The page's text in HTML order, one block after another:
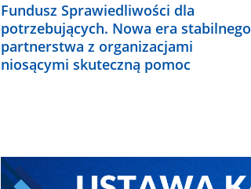
Fundusz Sprawiedliwości dla
potrzebujących. Nowa era stabilnego
partnerstwa z organizacjami
niosącymi skuteczną pomoc